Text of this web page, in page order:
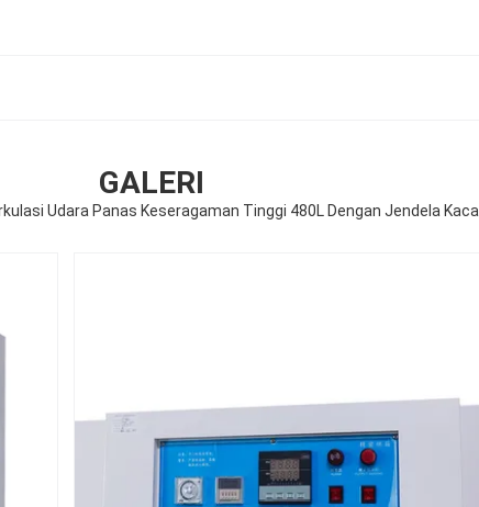
GALERI
Udara Panas Keseragaman Tinggi 480L Dengan Jendela Kaca